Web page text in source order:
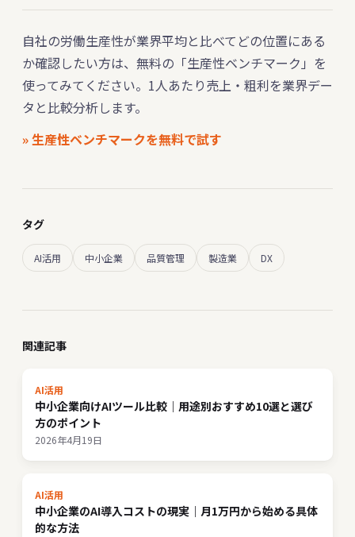
自社の労働生産性が業界平均と比べてどの位置にある
か確認したい方は、無料の「生産性ベンチマーク」を
使ってみてください。1人あたり売上・粗利を業界デー
タと比較分析します。
» 生産性ベンチマークを無料で試す
タグ
AI活用 中小企業 品質管理 製造業 DX
関連記事
AI活用
中小企業向けAIツール比較｜用途別おすすめ10選と選び
方のポイント
2026年4月19日
AI活用
中小企業のAI導入コストの現実｜月1万円から始める具体
的な方法